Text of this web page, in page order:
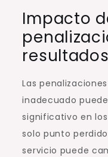
Impacto
Las
inadecuado
significativo en
solo punto
servicio puede